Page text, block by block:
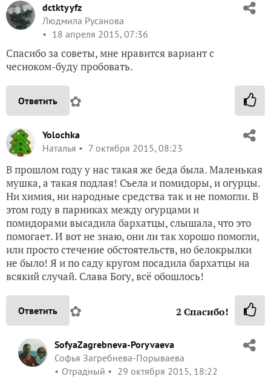
dctktyyfz
Людмила Русанова
18 апреля 2015, 07:36
Спасибо за советы, мне нравится вариант с
чесноком-буду пробовать.
Ответить ✿
Yolochka
Наталья
7 октября 2015, 08:23
В прошлом году у нас такая же беда была. Маленькая
мушка, а такая подлая! Съела и помидоры, и огурцы.
Ни химия, ни народные средства так и не помогли. В
этом году в парниках между огурцами и
помидорами высадила бархатцы, слышала, что это
помогает. И вот не знаю, они ли так хорошо помогли,
или просто стечение обстоятельств, но белокрылки
не было! Я и по саду кругом посадила бархатцы на
всякий случай. Слава Богу, всё обошлось!
Ответить ✿ 2 Спасибо!
SofyaZagrebneva-Poryvaeva
Софья Загребнева-Порываева
Отрадный
29 октября 2015, 18:22